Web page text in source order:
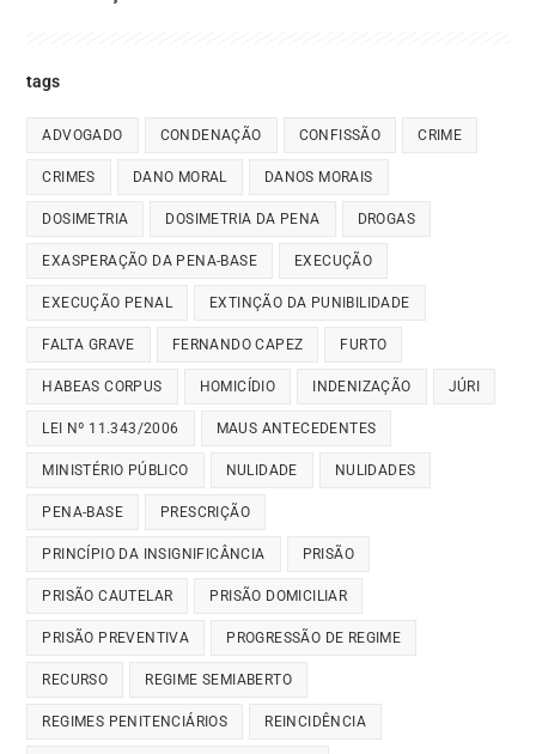
tags
ADVOGADO CONDENAÇÃO CONFISSÃO CRIME
CRIMES DANO MORAL DANOS MORAIS
DOSIMETRIA DOSIMETRIA DA PENA DROGAS
EXASPERAÇÃO DA PENA-BASE EXECUÇÃO
EXECUÇÃO PENAL EXTINÇÃO DA PUNIBILIDADE
FALTA GRAVE FERNANDO CAPEZ FURTO
HABEAS CORPUS HOMICÍDIO INDENIZAÇÃO JÚRI
LEI Nº 11.343/2006 MAUS ANTECEDENTES
MINISTÉRIO PÚBLICO NULIDADE NULIDADES
PENA-BASE PRESCRIÇÃO
PRINCÍPIO DA INSIGNIFICÂNCIA PRISÃO
PRISÃO CAUTELAR PRISÃO DOMICILIAR
PRISÃO PREVENTIVA PROGRESSÃO DE REGIME
RECURSO REGIME SEMIABERTO
REGIMES PENITENCIÁRIOS REINCIDÊNCIA